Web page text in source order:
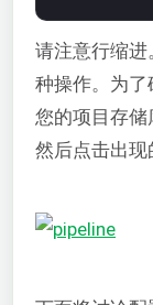
请注意行缩
种操作。为了
您的项目存
然后点击出现